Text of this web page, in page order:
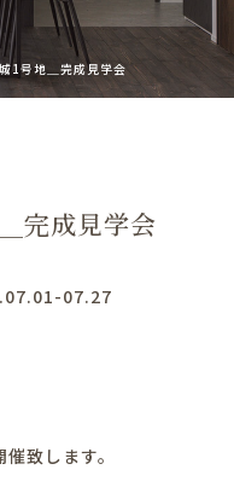
1号地＿完成見学会
完成見学会
07.27
致します。